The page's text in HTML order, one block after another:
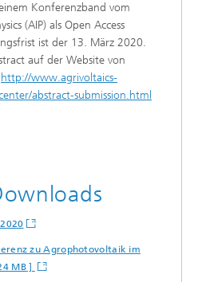
Konferenzband vom
(AIP) als Open Access
ist der 13. März 2020.
auf der Website von
http://www.agrivoltaics-
abstract-submission.html
zu Agrophotovoltaik im
MB ]